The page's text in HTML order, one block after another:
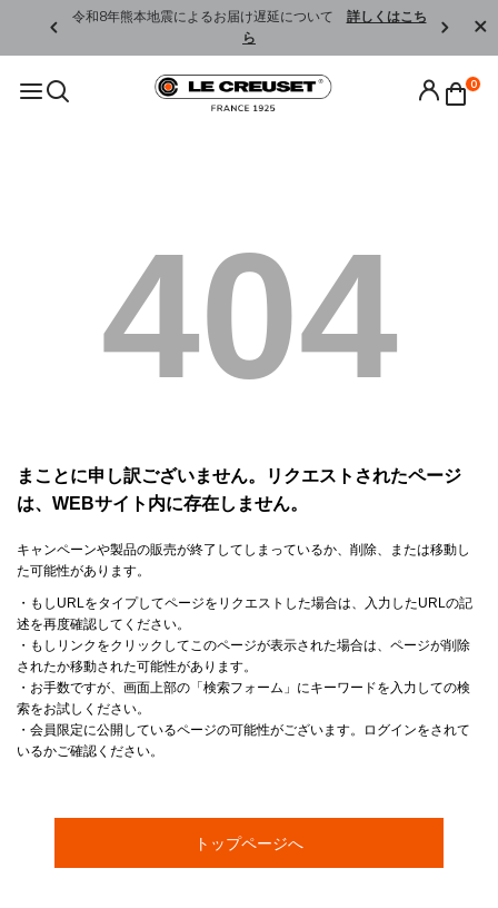
令和8年熊本地震によるお届け遅延について 詳しくはこち
ら
0
404
まことに申し訳ございません。リクエストされたページ
は、WEBサイト内に存在しません。
キャンペーンや製品の販売が終了してしまっているか、削除、または移動し
た可能性があります。
・もしURLをタイプしてページをリクエストした場合は、入力したURLの記
述を再度確認してください。
・もしリンクをクリックしてこのページが表示された場合は、ページが削除
されたか移動された可能性があります。
・お手数ですが、画面上部の「検索フォーム」にキーワードを入力しての検
索をお試しください。
・会員限定に公開しているページの可能性がございます。ログインをされて
いるかご確認ください。
トップページへ